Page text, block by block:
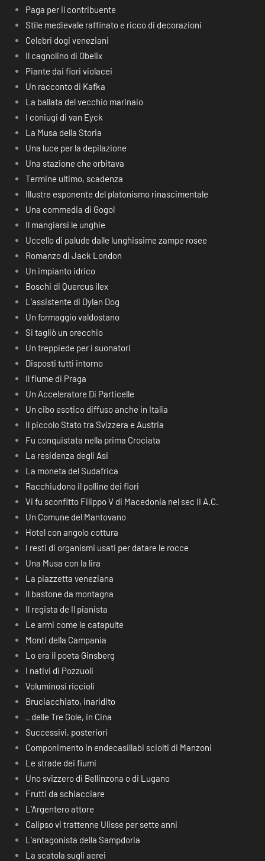
Paga per il contribuente
Stile medievale raffinato e ricco di decorazioni
Celebri dogi veneziani
Il cagnolino di Obelix
Piante dai fiori violacei
Un racconto di Kafka
La ballata del vecchio marinaio
I coniugi di van Eyck
La Musa della Storia
Una luce per la depilazione
Una stazione che orbitava
Termine ultimo, scadenza
Illustre esponente del platonismo rinascimentale
Una commedia di Gogol
Il mangiarsi le unghie
Uccello di palude dalle lunghissime zampe rosee
Romanzo di Jack London
Un impianto idrico
Boschi di Quercus ilex
L’assistente di Dylan Dog
Un formaggio valdostano
Si tagliò un orecchio
Un treppiede per i suonatori
Disposti tutti intorno
Il fiume di Praga
Un Acceleratore Di Particelle
Un cibo esotico diffuso anche in Italia
Il piccolo Stato tra Svizzera e Austria
Fu conquistata nella prima Crociata
La residenza degli Asi
La moneta del Sudafrica
Racchiudono il polline dei fiori
Vi fu sconfitto Filippo V di Macedonia nel sec II A.C.
Un Comune del Mantovano
Hotel con angolo cottura
I resti di organismi usati per datare le rocce
Una Musa con la lira
La piazzetta veneziana
Il bastone da montagna
Il regista de Il pianista
Le armi come le catapulte
Monti della Campania
Lo era il poeta Ginsberg
I nativi di Pozzuoli
Voluminosi riccioli
Bruciacchiato, inaridito
_ delle Tre Gole, in Cina
Successivi, posteriori
Componimento in endecasillabi sciolti di Manzoni
Le strade dei fiumi
Uno svizzero di Bellinzona o di Lugano
Frutti da schiacciare
L’Argentero attore
Calipso vi trattenne Ulisse per sette anni
L’antagonista della Sampdoria
La scatola sugli aerei